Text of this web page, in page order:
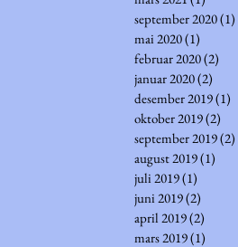
september 2020(1)
mai 2020(1)
februar 2020(2)
januar 2020(2)
desember 2019(1)
oktober 2019(2)
september 2019(2)
august 2019(1)
juli 2019(1)
juni 2019(2)
april 2019(2)
mars 2019(1)